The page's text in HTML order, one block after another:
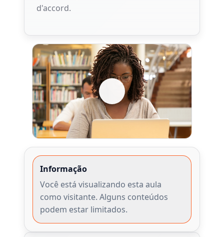
d'accord.
Informação
Você está visualizando esta aula
como visitante. Alguns conteúdos
podem estar limitados.